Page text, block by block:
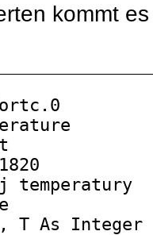
kommt
temperatury
, T As